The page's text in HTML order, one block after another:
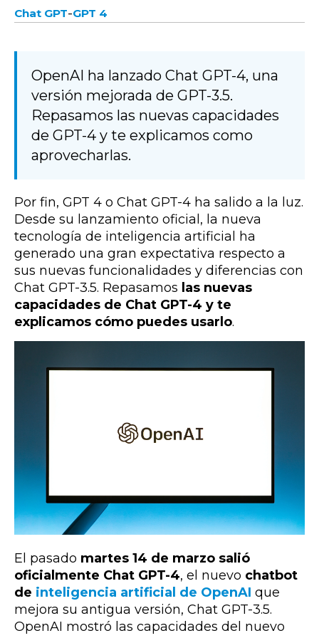
Chat GPT-GPT 4
OpenAI ha lanzado Chat GPT-4, una
versión mejorada de GPT-3.5.
Repasamos las nuevas capacidades
de GPT-4 y te explicamos como
aprovecharlas.
Por fin, GPT 4 o Chat GPT-4 ha salido a la luz.
Desde su lanzamiento oficial, la nueva
tecnología de inteligencia artificial ha
generado una gran expectativa respecto a
sus nuevas funcionalidades y diferencias con
Chat GPT-3.5. Repasamos las nuevas
capacidades de Chat GPT-4 y te
explicamos cómo puedes usarlo.
El pasado martes 14 de marzo salió
oficialmente Chat GPT-4, el nuevo chatbot
de inteligencia artificial de OpenAI que
mejora su antigua versión, Chat GPT-3.5.
OpenAI mostró las capacidades del nuevo